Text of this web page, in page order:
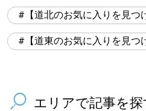
【道北のお気に入りを見つ
【道東のお気に入りを見つ
エリアで記事を探